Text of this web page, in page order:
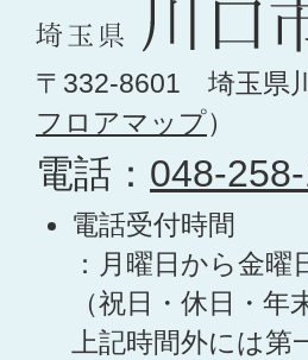
〒332-8601 埼玉県
フロアマップ）
電話： 048-
電話受付時間
：月曜日から金
（祝日・休日・年
上記時間外には第